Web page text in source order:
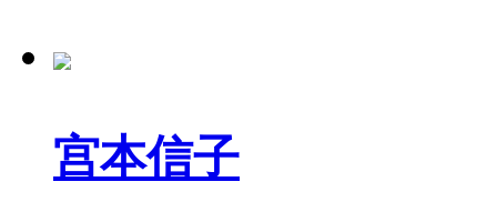
宫本信子